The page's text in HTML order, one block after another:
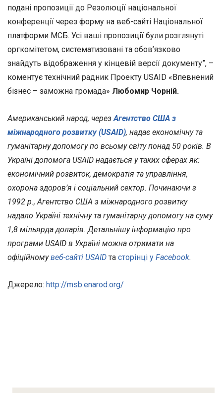
подані пропозиції до Резолюції національної
конференції через форму на веб-сайті Національної
платформи МСБ. Усі ваші пропозиції були розглянуті
оргкомітетом, систематизовані та обов’язково
знайдуть відображення у кінцевій версії документу”, –
коментує технічний радник Проекту USAID «Впевнений
бізнес – заможна громада» Любомир Чорній.
Американський народ, черезАгентство США з
міжнародного розвитку (USAID), надає економічну та
гуманітарну допомогу по всьому світу понад 50 років. В
Україні допомога USAID надається у таких сферах як:
економічний розвиток, демократія та управління,
охорона здоров’я і соціальний сектор. Починаючи з
1992 р., Агентство США з міжнародного розвитку
надало Україні технічну та гуманітарну допомогу на суму
1,8 мільярда доларів. Детальнішу інформацію про
програми USAID в Україні можна отримати на
офіційномувеб-сайті USAID та сторінці у Facebook.
Джерело: http://msb.enarod.org/